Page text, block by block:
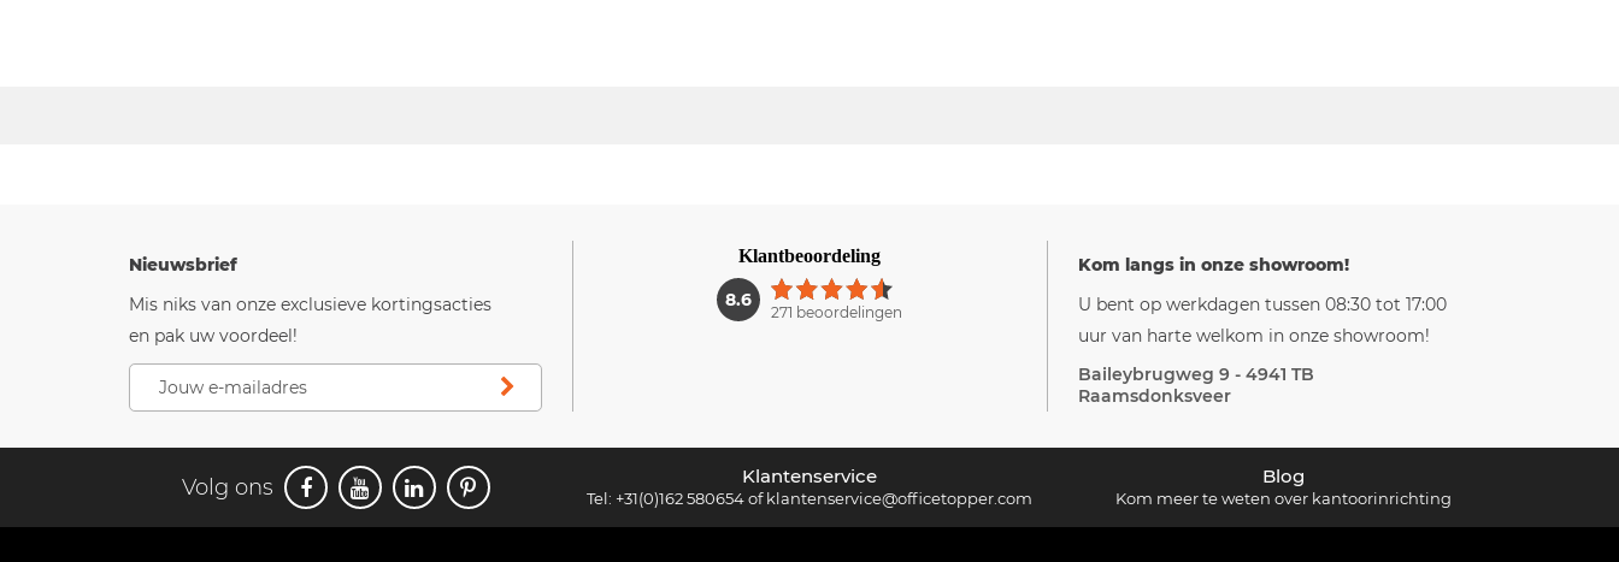
Nieuwsbrief
Mis niks van onze exclusieve kortingsacties
en pak uw voordeel!
Klantbeoordeling
8.6 1
271 beoordelingen
Kom langs in onze showroom!
U bent op werkdagen tussen 08:30 tot 17:00
uur van harte welkom in onze showroom!
Baileybrugweg 9 - 4941 TB
Raamsdonksveer
Volg ons Klantenservice
Tel: +31(0)162 580654ofklantenservice@officetopper.com
Blog
Kom meer te weten over kantoorinrichting